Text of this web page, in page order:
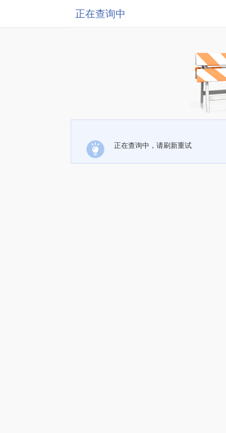
正在查询中
正在查询中，请刷新重试